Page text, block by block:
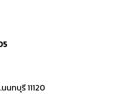
นทบุรี 11120